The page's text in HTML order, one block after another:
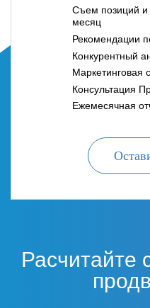
Съем позиций и
месяц
Рекомендации
Конкурентный
Маркетинговая
Консультация
Ежемесячная
Расчитайте